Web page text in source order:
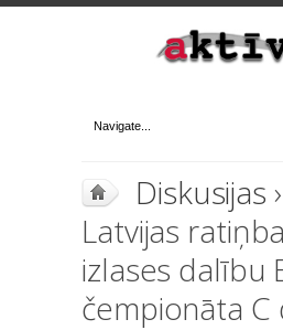
Diskusijas
Latvijas
izlases dalību
čempionāta C